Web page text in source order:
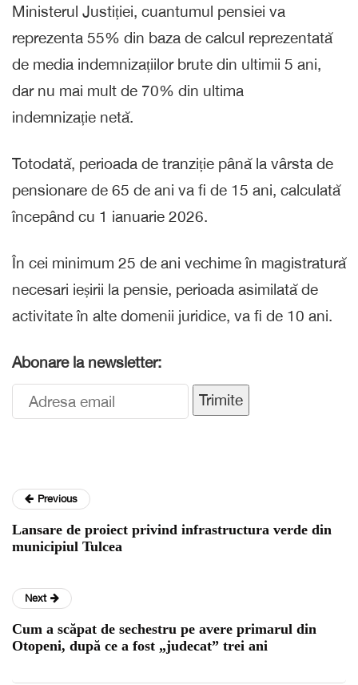
Ministerul Justiției, cuantumul pensiei va
reprezenta 55% din baza de calcul reprezentată
de media indemnizațiilor brute din ultimii 5 ani,
dar nu mai mult de 70% din ultima
indemnizație netă.
Totodată, perioada de tranziție până la vârsta de
pensionare de 65 de ani va fi de 15 ani, calculată
începând cu 1 ianuarie 2026.
În cei minimum 25 de ani vechime în magistratură
necesari ieșirii la pensie, perioada asimilată de
activitate în alte domenii juridice, va fi de 10 ani.
Abonare la newsletter:
Trimite
Previous
Lansare de proiect privind infrastructura verde din
municipiul Tulcea
Next
Cum a scăpat de sechestru pe avere primarul din
Otopeni, după ce a fost „judecat” trei ani